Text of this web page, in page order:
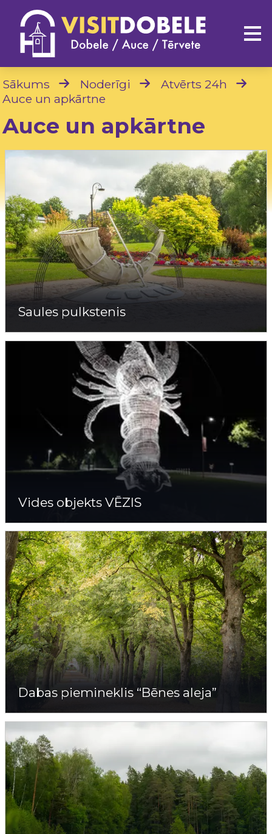
Sākums Noderīgi
Atvērts 24h
Auce un apkārtne
Auce un apkārtne
Saules pulkstenis
Vides objekts VĒZIS
Dabas piemineklis “Bēnes aleja”